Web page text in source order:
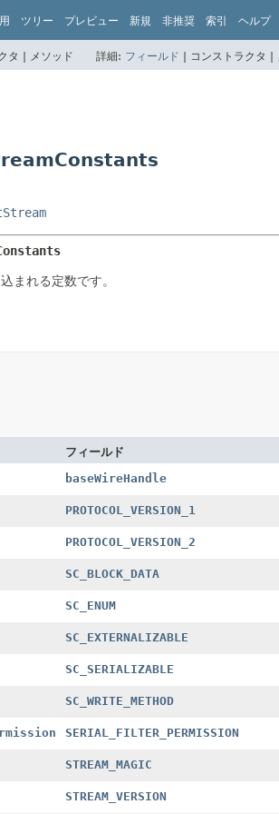
ツリー プレビュー 新規 非推奨 索引 ヘルプ
タ | メソッド 詳細: フィールド | コンストラクタ |
まれる定数です。
フィールド
baseWireHandle
PROTOCOL_VERSION_1
PROTOCOL_VERSION_2
SC_BLOCK_DATA
SC_ENUM
SC_EXTERNALIZABLE
SC_SERIALIZABLE
SC_WRITE_METHOD
SERIAL_FILTER_PERMISSION
STREAM_MAGIC
STREAM_VERSION